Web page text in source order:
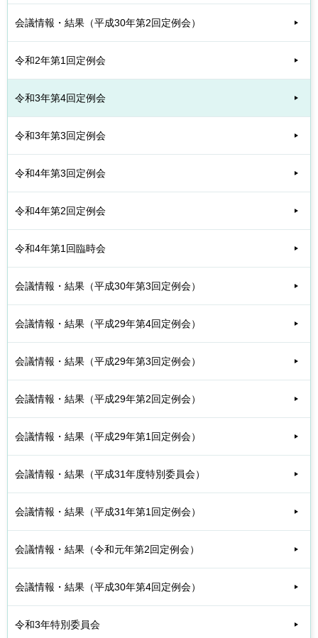
会議情報・結果（平成30年第2回定例会）
令和2年第1回定例会
令和3年第4回定例会
令和3年第3回定例会
令和4年第3回定例会
令和4年第2回定例会
令和4年第1回臨時会
会議情報・結果（平成30年第3回定例会）
会議情報・結果（平成29年第4回定例会）
会議情報・結果（平成29年第3回定例会）
会議情報・結果（平成29年第2回定例会）
会議情報・結果（平成29年第1回定例会）
会議情報・結果（平成31年度特別委員会）
会議情報・結果（平成31年第1回定例会）
会議情報・結果（令和元年第2回定例会）
会議情報・結果（平成30年第4回定例会）
令和3年特別委員会